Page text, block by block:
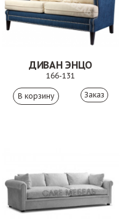
ДИВАН ЭНЦО
166-131
Заказ